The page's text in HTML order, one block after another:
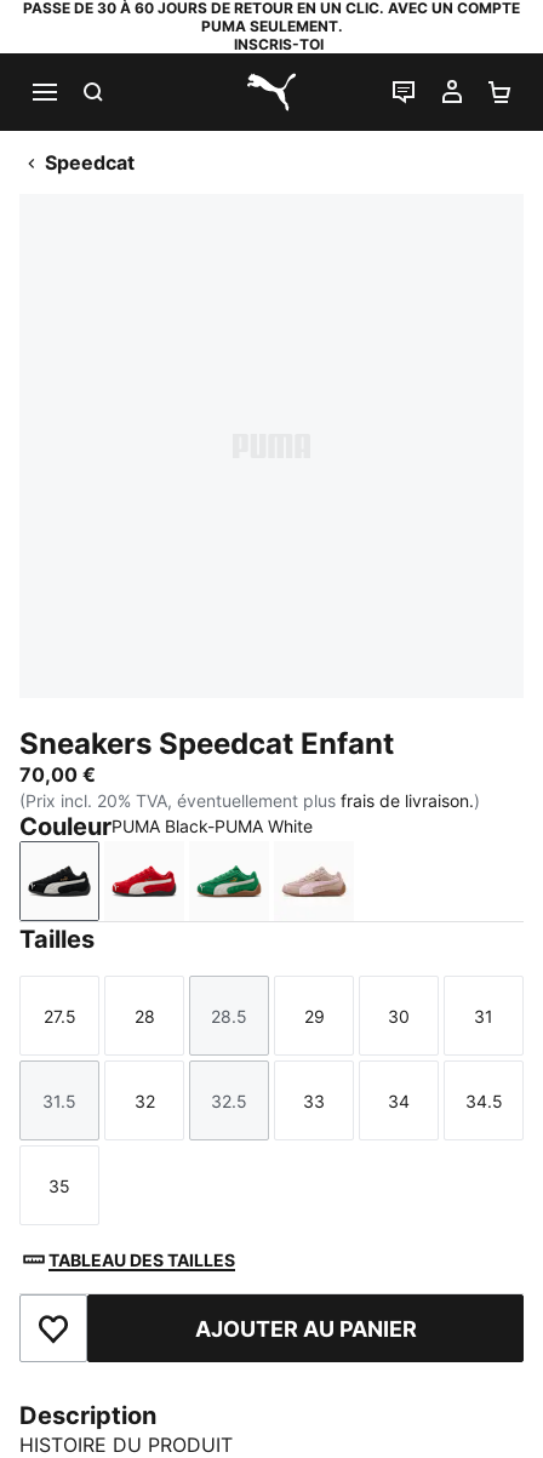
PASSE DE 30 À 60 JOURS DE RETOUR EN UN CLIC. AVEC UN COMPTE
PUMA SEULEMENT.
INSCRIS-TOI
PUMA.com
LIVE CHAT
MON
Speedcat
Sneakers Speedcat Enfant
70,00 €
(Prix incl. 20% TVA, éventuellement plus frais de livraison.)
CouleurPUMA Black-PUMA White
PUMA Black-PUMA White
For All Time Red-PUMA White
Archive Green-PUMA White
Rose Latte-Pearl Pink
Tailles
Taille
27.5
Taille
28
Taille
28.5
Taille
29
Taille
30
Taille
31
Taille
31.5
Taille
32
Taille
32.5
Taille
33
Taille
34
Taille
34.5
Taille
35
TABLEAU DES TAILLES
Ajouter aux favorisAJOUTER AU PANIER
Description
HISTOIRE DU PRODUIT